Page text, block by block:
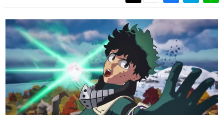
ゲームに多大な影響を受けた作家さんに取材し、ゲームが
日本のコンテンツ産業やカルチャーに与えた影響を探る企
画です。
日本モバイルゲーム産業史
日本のモバイルゲーム史における主要なトピック・タイト
ルを網羅するほか、開発者へのインタビューや識者による
解説を掲載。約20年の歴史が一望できる決定版！
若ゲのいたり〜ゲームクリエイターの青春〜
『うつヌケ』『ペンと箸』等で知られるマンガ家・田中圭
一先生によるゲーム業界レポートマンガです。